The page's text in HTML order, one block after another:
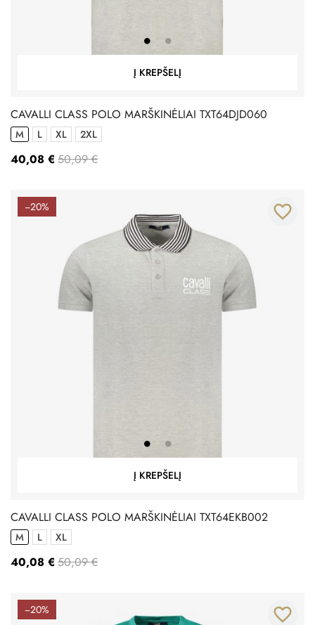
Į KREPŠELĮ
CAVALLI CLASS POLO MARŠKINĖLIAI TXT64DJD060
M L XL 2XL
40,08 € 50,09 €
−20%
Į KREPŠELĮ
favorite_border
CAVALLI CLASS POLO MARŠKINĖLIAI TXT64EKB002
M L XL
40,08 € 50,09 €
−20% favorite_border